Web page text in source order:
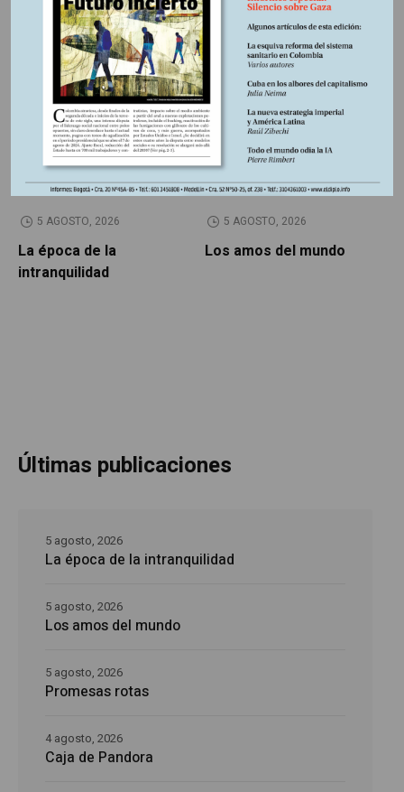
Otros Artículos
LIBROS RESEÑADOS
5 AGOSTO, 2026
La época de la
intranquilidad
SIN CATEGORÍA
5 AGOSTO, 2026
Los amos del mundo
Últimas publicaciones
La época de la intranquilidad
5 agosto, 2026
Los amos del mundo
5 agosto, 2026
Promesas rotas
5 agosto, 2026
Caja de Pandora
4 agosto, 2026